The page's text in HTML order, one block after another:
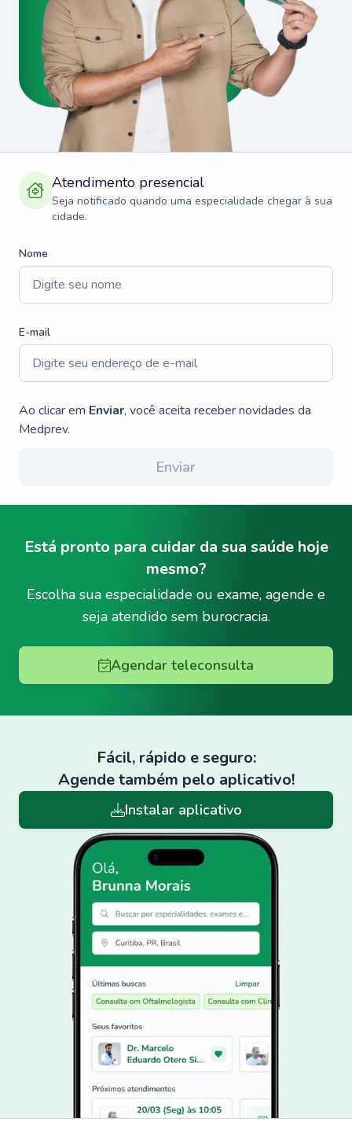
Atendimento presencial
Seja notificado quando uma especialidade chegar à sua
cidade.
Nome
E-mail
Ao clicar em Enviar, você aceita receber novidades da
Medprev.
Enviar
Está pronto para cuidar da sua saúde hoje
mesmo?
Escolha sua especialidade ou exame, agende e
seja atendido sem burocracia.
Agendar teleconsulta
Fácil, rápido e seguro:
Agende também pelo aplicativo!
Instalar aplicativo